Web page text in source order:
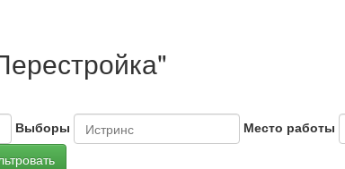
Выборы
Место работы